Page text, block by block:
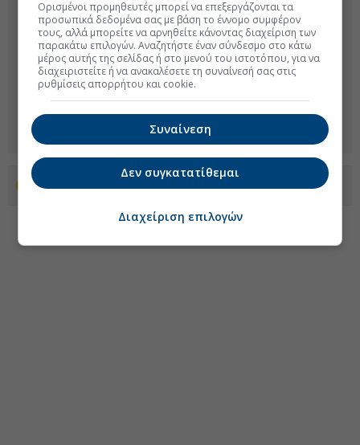
Ορισμένοι προμηθευτές μπορεί να επεξεργάζονται τα
προσωπικά δεδομένα σας με βάση το έννομο συμφέρον
τους, αλλά μπορείτε να αρνηθείτε κάνοντας διαχείριση των
παρακάτω επιλογών. Αναζητήστε έναν σύνδεσμο στο κάτω
μέρος αυτής της σελίδας ή στο μενού του ιστοτόπου, για να
διαχειριστείτε ή να ανακαλέσετε τη συναίνεσή σας στις
ρυθμίσεις απορρήτου και cookie.
Συναίνεση
Δεν συγκατατίθεμαι
Διαχείριση επιλογών